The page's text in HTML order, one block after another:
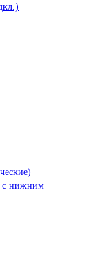
с нижним